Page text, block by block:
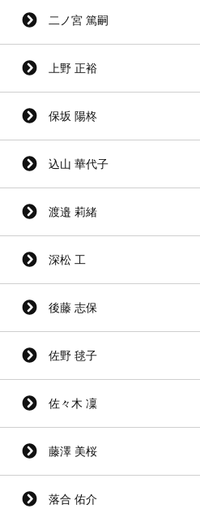
二ノ宮 篤嗣
上野 正裕
保坂 陽柊
込山 華代子
渡邉 莉緒
深松 工
後藤 志保
佐野 毬子
佐々木 凜
藤澤 美桜
落合 佑介